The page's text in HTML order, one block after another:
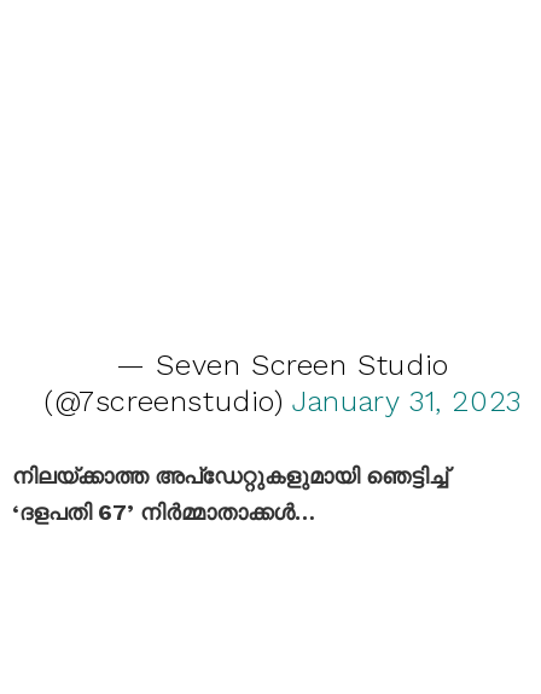
— Seven Screen Studio
(@7screenstudio)January 31, 2023
നിലയ്ക്കാത്ത അപ്‌ഡേറ്റുകളുമായി ഞെട്ടിച്ച്
‘ദളപതി 67’ നിർമ്മാതാക്കൾ…